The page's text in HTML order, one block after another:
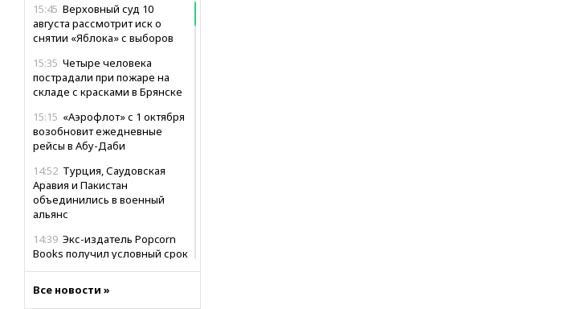
15:45 Верховный суд 10
августа рассмотрит иск о
снятии «Яблока» с выборов
15:35 Четыре человека
пострадали при пожаре на
складе с красками в Брянске
15:15 «Аэрофлот» с 1 октября
возобновит ежедневные
рейсы в Абу-Даби
14:52 Турция, Саудовская
Аравия и Пакистан
объединились в военный
альянс
14:39 Экс-издатель Popcorn
Books получил условный срок
14:34 Минпромторг не
Все новости »